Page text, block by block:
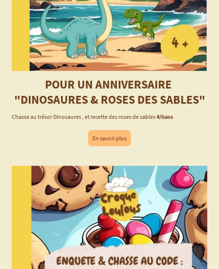
POUR UN ANNIVERSAIRE
"DINOSAURES & ROSES DES SABLES"
Chasse au trésor Dinosaures , et recette des roses de sables4/6ans
En savoir plus